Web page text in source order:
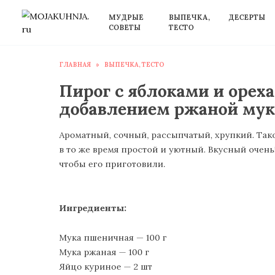
содержанию
МУДРЫЕ
СОВЕТЫ
ВЫПЕЧКА,
ТЕСТО
ДЕСЕРТЫ
ГЛАВНАЯ » ВЫПЕЧКА, ТЕСТО
Пирог с яблоками и
добавлением ржаной
Ароматный, сочный, рассыпчатый, хрупкий.
в то же время простой и уютный. Вкусный
чтобы его приготовили.
Ингредиенты:
Мука пшеничная — 100 г
Мука ржаная — 100 г
Яйцо куриное — 2 шт